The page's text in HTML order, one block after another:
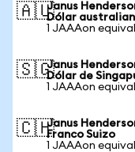
🇦🇺Janus
Dólar
1 JAAAon
🇸🇬Janus
Dólar de
1 JAAAon
🇨🇭Janus
Franco Suizo
1 JAAAon